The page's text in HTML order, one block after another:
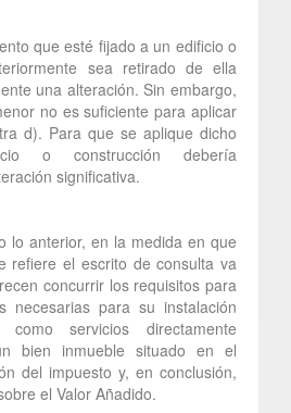
que esté fijado a un edificio o
sea retirado de ella
una alteración. Sin embargo,
no es suficiente para aplicar
d). Para que se aplique dicho
o construcción debería
significativa.
lo anterior, en la medida en que
refiere el escrito de consulta va
concurrir los requisitos para
necesarias para su instalación
como servicios directamente
bien inmueble situado en el
del impuesto y, en conclusión,
el Valor Añadido.